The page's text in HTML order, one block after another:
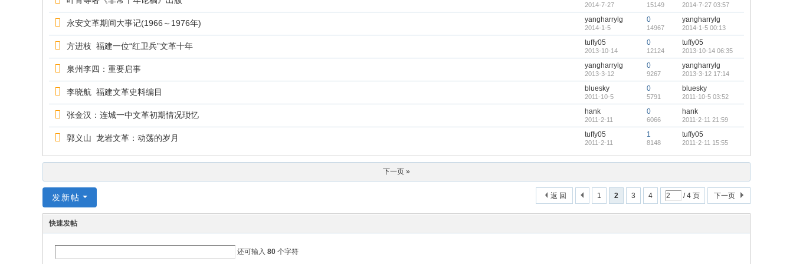
2014-7-27 15149 2014-7-27 03:57
永安文革期间大事记(1966～1976年) yangharrylg
2014-1-5
0
14967
yangharrylg
2014-1-5 00:13
方进枝 福建一位“红卫兵”文革十年 tuffy05
2013-10-14
0
12124
tuffy05
2013-10-14 06:35
泉州李四：重要启事 yangharrylg
2013-3-12
0
9267
yangharrylg
2013-3-12 17:14
李晓航 福建文革史料编目 bluesky
2011-10-5
0
5791
bluesky
2011-10-5 03:52
张金汉：连城一中文革初期情况琐忆 hank
2011-2-11
0
6066
hank
2011-2-11 21:59
郭义山 龙岩文革：动荡的岁月 tuffy05
2011-2-11
1
8148
tuffy05
2011-2-11 15:55
下一页 »
1 2 3 4 / 4 页 下一页
返 回
发新帖
快速发帖
还可输入 80 个字符